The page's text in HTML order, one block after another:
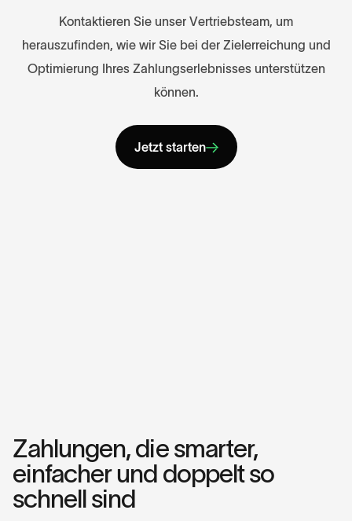
Kontaktieren Sie unser Vertriebsteam, um
herauszufinden, wie wir Sie bei der Zielerreichung und
Optimierung Ihres Zahlungserlebnisses unterstützen
können.
Jetzt starten
Zahlungen, die smarter,
einfacher und doppelt so
schnell sind